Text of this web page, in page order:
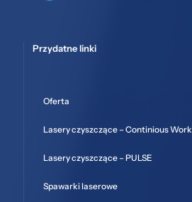
Przydatne linki
Oferta
Lasery czyszczące – Continious Work
Lasery czyszczące – PULSE
Spawarki laserowe